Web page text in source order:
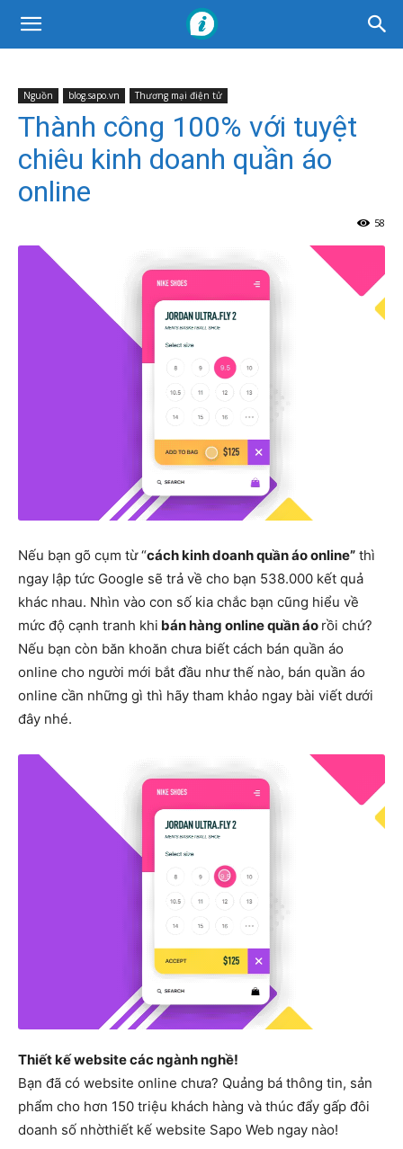
Nguồn blog.sapo.vn Thương mại điện tử
Thành công 100% với tuyệt
chiêu kinh doanh quần áo
online
58
Nếu bạn gõ cụm từ “cách kinh doanh quần áo online” thì
ngay lập tức Google sẽ trả về cho bạn 538.000 kết quả
khác nhau. Nhìn vào con số kia chắc bạn cũng hiểu về
mức độ cạnh tranh khi bán hàng online quần áo rồi chứ?
Nếu bạn còn băn khoăn chưa biết cách bán quần áo
online cho người mới bắt đầu như thế nào, bán quần áo
online cần những gì thì hãy tham khảo ngay bài viết dưới
đây nhé.
Thiết kế website các ngành nghề!
Bạn đã có website online chưa? Quảng bá thông tin, sản
phẩm cho hơn 150 triệu khách hàng và thúc đẩy gấp đôi
doanh số nhờthiết kế website Sapo Web ngay nào!